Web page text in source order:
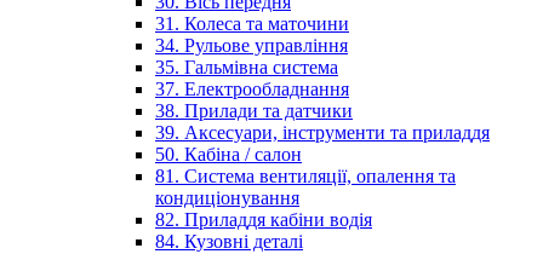
31. Колеса та маточини
34. Рульове управління
35. Гальмівна система
37. Електрообладнання
38. Прилади та датчики
39. Аксесуари, інструменти та приладдя
50. Кабіна / салон
81. Система вентиляції, опалення та
кондиціонування
82. Приладдя кабіни водія
84. Кузовні деталі